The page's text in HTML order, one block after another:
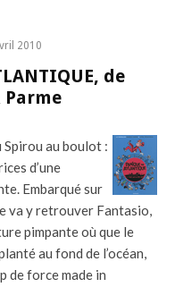
2010
de
Parme
Spirou au boulot :
d’une
Embarqué sur
va y retrouver Fantasio,
pimpante où que le
au fond de l’océan,
de force made in